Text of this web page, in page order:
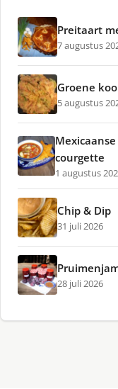
Preitaart
7 augustus
Groene
5 augustus
courgette
1 augustus
Chip & Dip
31 juli 2026
28 juli 2026